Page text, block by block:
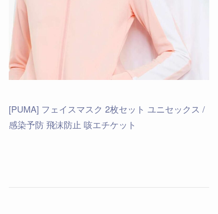
[PUMA] フェイスマスク 2枚セット ユニセックス /
感染予防 飛沫防止 咳エチケット